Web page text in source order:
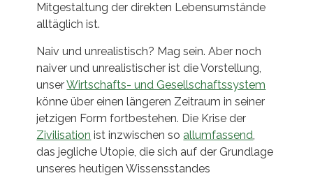
Mitgestaltung der direkten Lebensumstände
alltäglich ist.
Naiv und unrealistisch? Mag sein. Aber noch
naiver und unrealistischer ist die Vorstellung,
unserWirtschafts- und Gesellschaftssystem
könne über einen längeren Zeitraum in seiner
jetzigen Form fortbestehen. Die Krise der
Zivilisation ist inzwischen so allumfassend,
das jegliche Utopie, die sich auf der Grundlage
unseres heutigen Wissensstandes